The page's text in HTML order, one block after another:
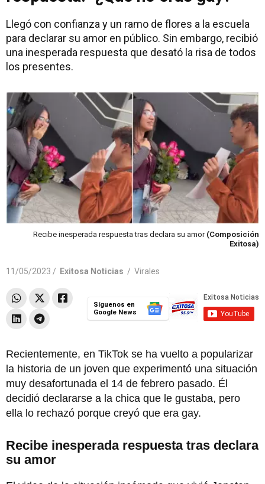
Llegó con confianza y un ramo de flores a la escuela
para declarar su amor en público. Sin embargo, recibió
una inesperada respuesta que desató la risa de todos
los presentes.
Recibe inesperada respuesta tras declara su amor (Composición
Exitosa)
11/05/2023 / Exitosa Noticias / Virales
Síguenos en
Google News
Recientemente, en TikTok se ha vuelto a popularizar
la historia de un joven que experimentó una situación
muy desafortunada el 14 de febrero pasado. Él
decidió declararse a la chica que le gustaba, pero
ella lo rechazó porque creyó que era gay.
Recibe inesperada respuesta tras declara
su amor